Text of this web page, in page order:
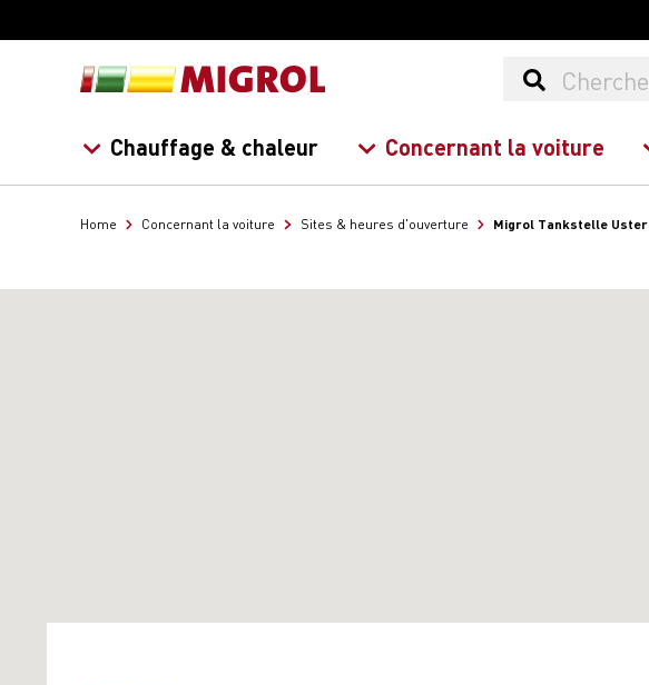
Chauffage & chaleur Concernant la voiture
Home Concernant la voiture Sites & heures d'ouverture Migrol Tankstelle Uster